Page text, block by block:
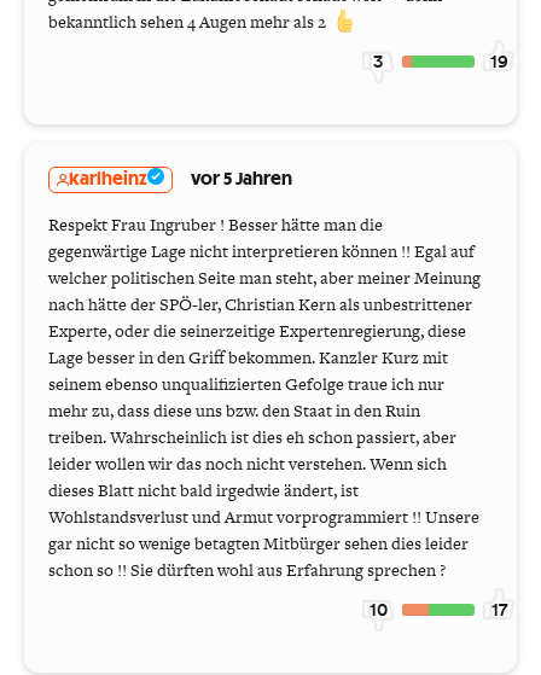
bekanntlich sehen 4 Augen mehr als 2
3 19
karlheinz vor 5 Jahren
Respekt Frau Ingruber ! Besser hätte man die
gegenwärtige Lage nicht interpretieren können !! Egal auf
welcher politischen Seite man steht, aber meiner Meinung
nach hätte der SPÖ-ler, Christian Kern als unbestrittener
Experte, oder die seinerzeitige Expertenregierung, diese
Lage besser in den Griff bekommen. Kanzler Kurz mit
seinem ebenso unqualifizierten Gefolge traue ich nur
mehr zu, dass diese uns bzw. den Staat in den Ruin
treiben. Wahrscheinlich ist dies eh schon passiert, aber
leider wollen wir das noch nicht verstehen. Wenn sich
dieses Blatt nicht bald irgedwie ändert, ist
Wohlstandsverlust und Armut vorprogrammiert !! Unsere
gar nicht so wenige betagten Mitbürger sehen dies leider
schon so !! Sie dürften wohl aus Erfahrung sprechen ?
10 17